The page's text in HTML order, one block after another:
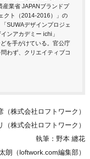
産業省 JAPANブランドプ
クト（2014-2016）」の
SUWAデザインプロジェ
ンアカデミー ichi」
を手がけている。官公庁
わず、クリエイティブコ
株式会社ロフトワーク）
（株式会社ロフトワーク）
執筆：野本 纏花
朗（loftwork.com編集部）